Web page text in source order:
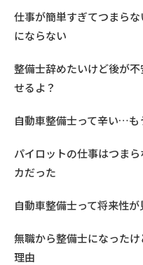
仕事が簡単すぎてつまら
にならない
整備士辞めたいけど後が
せるよ？
自動車整備士って辛い…も
パイロットの仕事はつま
カだった
自動車整備士って将来性
無職から整備士になった
理由